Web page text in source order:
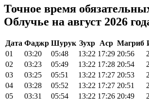
Точное время
Облучье на август 2026
Дата Фаджр Шурук Зухр Аср Магриб
01
03:20 05:48 13:22 17:29 20:56
02
03:23 05:49 13:22 17:28 20:54
03
03:25 05:51 13:22 17:27 20:53
04
03:28 05:52 13:22 17:27 20:51
05
03:31 05:54 13:22 17:26 20:49